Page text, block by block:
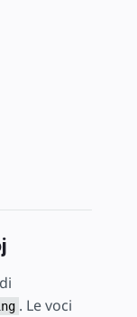
. Le voci